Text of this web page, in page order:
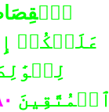
عَلَيۡكُمۡ
ٱلۡمُتَّقِينَ